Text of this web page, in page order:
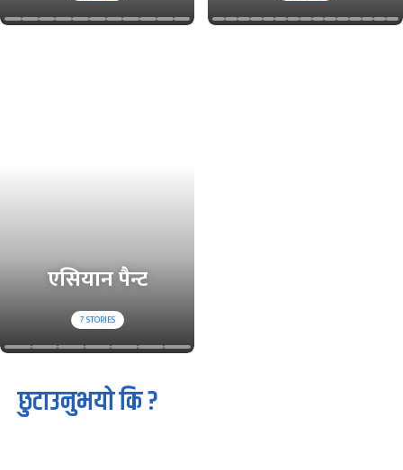
एसियान पैन्ट
7STORIES
छुटाउनुभयो कि ?